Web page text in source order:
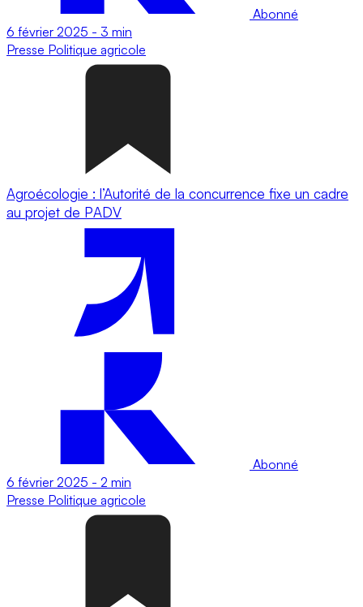
Abonné
6 février 2025 - 3 min
Presse Politique agricole
Agroécologie : l’Autorité de la concurrence fixe un cadre
au projet de PADV
Abonné
6 février 2025 - 2 min
Presse Politique agricole